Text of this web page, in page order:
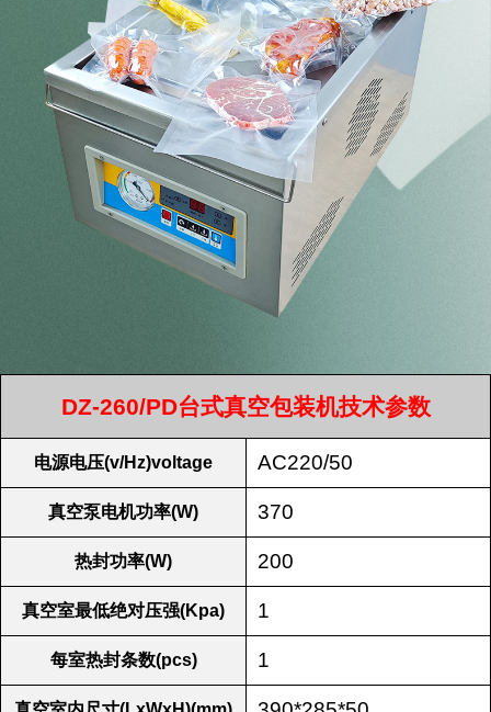
DZ-260/PD台式真空包装机技术参数
电源电压(v/Hz)voltage AC220/50
真空泵电机功率(W) 370
热封功率(W) 200
真空室最低绝对压强(Kpa) 1
每室热封条数(pcs) 1